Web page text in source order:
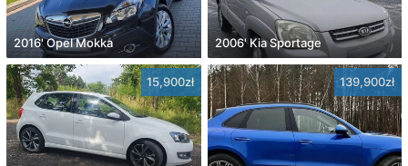
2016' Opel Mokka 2006' Kia Sportage
15,900zł 139,900zł